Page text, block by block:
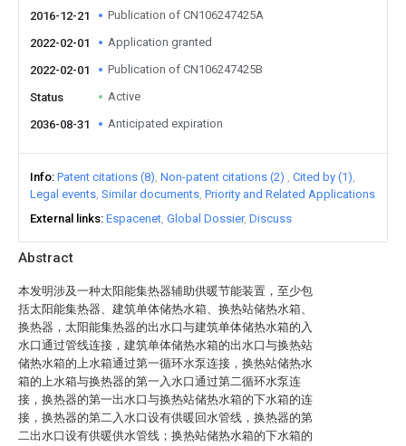
Abstract
本发明涉及一种太阳能集热器辅助供暖节能装置，至少包
括太阳能集热器、建筑单体储热水箱、换热站储热水箱、
换热器，太阳能集热器的出水口与建筑单体储热水箱的入
水口通过管线连接，建筑单体储热水箱的出水口与换热站
储热水箱的上水箱通过第一循环水泵连接，换热站储热水
箱的上水箱与换热器的第一入水口通过第二循环水泵连
接，换热器的第一出水口与换热站储热水箱的下水箱的连
接，换热器的第二入水口设有供暖回水管线，换热器的第
二出水口设有供暖供水管线；换热站储热水箱的下水箱的
2016-12-21 Publication of CN106247425A
2022-02-01 Application granted
2022-02-01 Publication of CN106247425B
Status Active
2036-08-31 Anticipated expiration
Info Patent citations (8) Non-patent citations (2)
Cited by (1)
Legal events Similar documents Priority and Related Applications
External links Espacenet Global Dossier Discuss